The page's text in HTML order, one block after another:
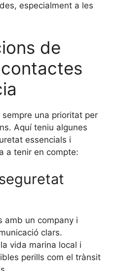
especialment a les
de
una prioritat per
Aquí teniu algunes
essencials i
a tenir en compte:
amb un company i
clars.
vida marina local i
perills com el trànsit